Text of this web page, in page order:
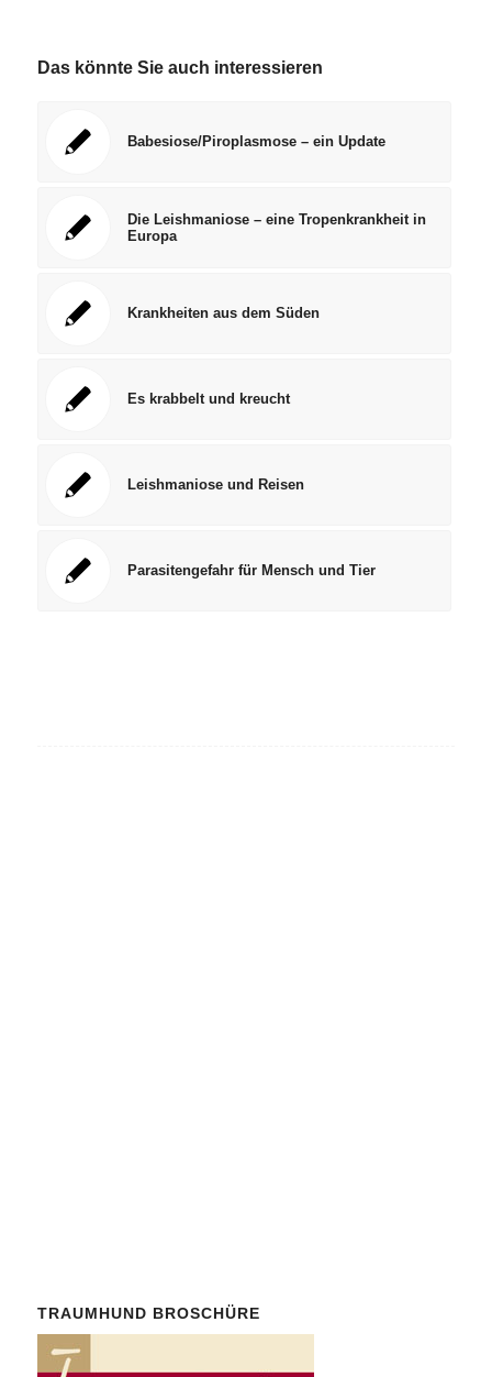
Das könnte Sie auch interessieren
Babesiose/Piroplasmose – ein Update
Die Leishmaniose – eine Tropenkrankheit in
Europa
Krankheiten aus dem Süden
Es krabbelt und kreucht
Leishmaniose und Reisen
Parasitengefahr für Mensch und Tier
TRAUMHUND BROSCHÜRE